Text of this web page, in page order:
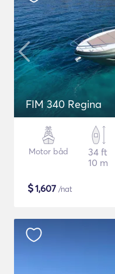
FIM 340 Regina
Motor båd
34 ft
10 m
$1,607 /nat